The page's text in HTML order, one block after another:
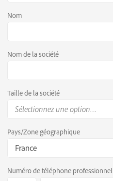
Nom
Nom de la société
Taille de la société
Sélectionnez une option…
Pays/Zone géographique
France
Numéro de téléphone professionnel